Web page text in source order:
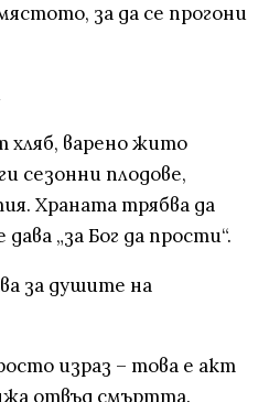
за да се прогони
хляб, варено жито
сезонни плодове,
Храната трябва да
„за Бог да прости“.
за душите на
израз – това е акт
отвъд смъртта.